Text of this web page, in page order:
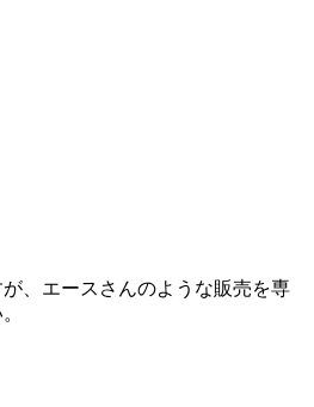
、エースさんのような販売を専